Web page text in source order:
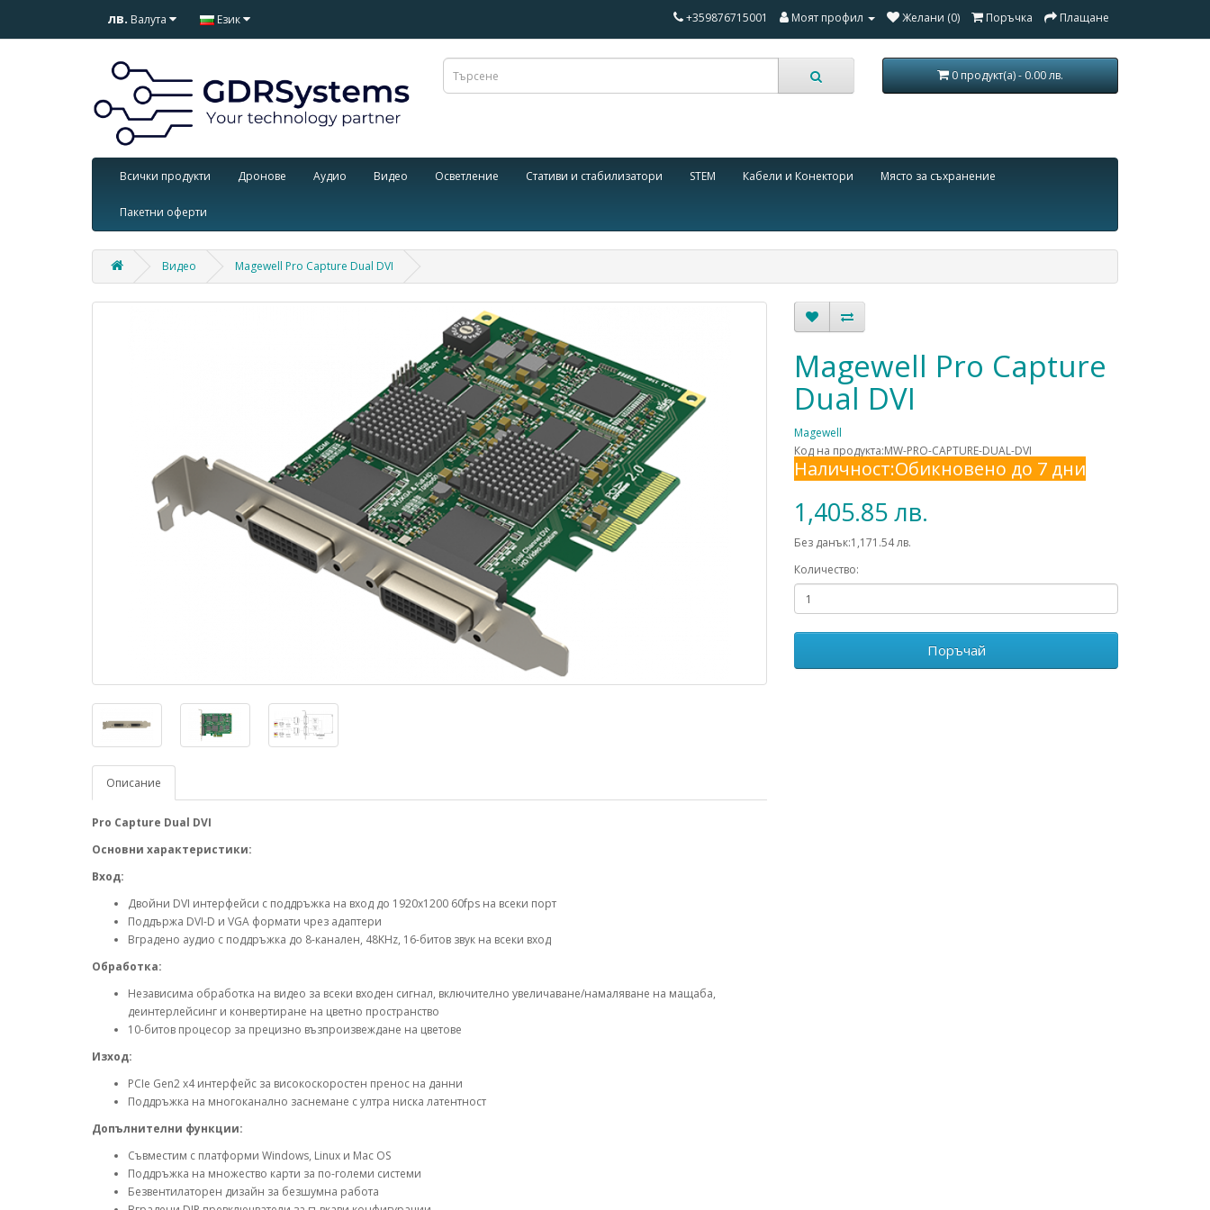
лв. Валута Език +359876715001 Моят профил Желани (0) Поръчка Плащане
0 продукт(а) - 0.00 лв.
Всички продукти Дронове Аудио Видео Осветление Стативи и стабилизатори STEM Кабели и Конектори Място за съхранение
Пакетни оферти
Видео Magewell Pro Capture Dual DVI
Описание
Pro Capture Dual DVI
Основни характеристики:
Вход:
Двойни DVI интерфейси с поддръжка на вход до 1920x1200 60fps на всеки порт
Поддържа DVI-D и VGA формати чрез адаптери
Вградено аудио с поддръжка до 8-канален, 48KHz, 16-битов звук на всеки вход
Обработка:
Независима обработка на видео за всеки входен сигнал, включително увеличаване/намаляване на мащаба,
деинтерлейсинг и конвертиране на цветно пространство
10-битов процесор за прецизно възпроизвеждане на цветове
Изход:
PCIe Gen2 x4 интерфейс за високоскоростен пренос на данни
Поддръжка на многоканално заснемане с ултра ниска латентност
Допълнителни функции:
Съвместим с платформи Windows, Linux и Mac OS
Поддръжка на множество карти за по-големи системи
Безвентилаторен дизайн за безшумна работа
Magewell Pro Capture
Dual DVI
Magewell
Код на продукта:MW-PRO-CAPTURE-DUAL-DVI
Наличност:Обикновено до 7 дни
1,405.85 лв.
Без данък:1,171.54 лв.
Количество:
Поръчай